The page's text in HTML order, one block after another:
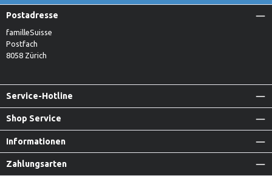
Postadresse
familleSuisse
Postfach
8058 Zürich
Service-Hotline
Shop Service
Informationen
Zahlungsarten